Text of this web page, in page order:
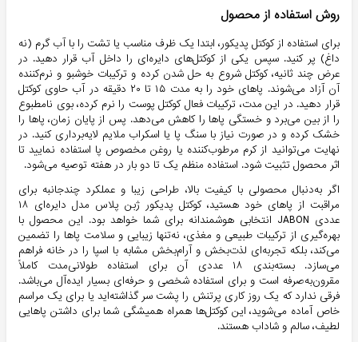
روش استفاده از محصول
برای استفاده از کوکتل پدیکور، ابتدا یک ظرف مناسب یا تشت را با آب گرم (نه
داغ) پر کنید. سپس یکی از کوکتل‌های دایره‌ای را داخل آب قرار دهید. در
عرض چند ثانیه، کوکتل شروع به حل شدن کرده و ترکیبات خوشبو و نرم‌کننده
آن آزاد می‌شوند. پاهای خود را به مدت ۱۵ تا ۲۰ دقیقه در آب حاوی کوکتل
قرار دهید. در این مدت، ترکیبات فعال کوکتل پوست را نرم کرده، بوی نامطبوع
را از بین می‌برد و خستگی پاها را کاهش می‌دهد. پس از پایان زمان، پاها را
خشک کرده و در صورت نیاز با سنگ پا یا اسکراب ملایم لایه‌برداری کنید. در
نهایت می‌توانید از کرم مرطوب‌کننده یا روغن مخصوص پا استفاده نمایید تا
اثر محصول تثبیت شود. استفاده منظم یک تا دو بار در هفته توصیه می‌شود.
اگر به‌دنبال محصولی با کیفیت بالا، طراحی زیبا و عملکرد چندجانبه برای
مراقبت از پاهای خود هستید، کوکتل پدیکور ژبن پلاس مدل دایره‌ای ۱۸
عددی JABON انتخابی هوشمندانه برای شما خواهد بود. این محصول با
بهره‌گیری از ترکیبات طبیعی و مغذی، نه‌تنها زیبایی و سلامت پاها را تضمین
می‌کند، بلکه تجربه‌ای لذت‌بخش و آرام‌بخش مشابه با اسپا را در خانه فراهم
می‌سازد. بسته‌بندی ۱۸ عددی آن برای استفاده طولانی‌مدت کاملاً
مقرون‌به‌صرفه است و برای استفاده شخصی و حرفه‌ای بسیار ایده‌آل می‌باشد.
فرقی ندارد که یک روز کاری پرتنش را پشت سر گذاشته‌اید یا برای یک مراسم
خاص آماده می‌شوید، این کوکتل‌ها همراه همیشگی شما برای داشتن پاهایی
لطیف، سالم و شاداب هستند.